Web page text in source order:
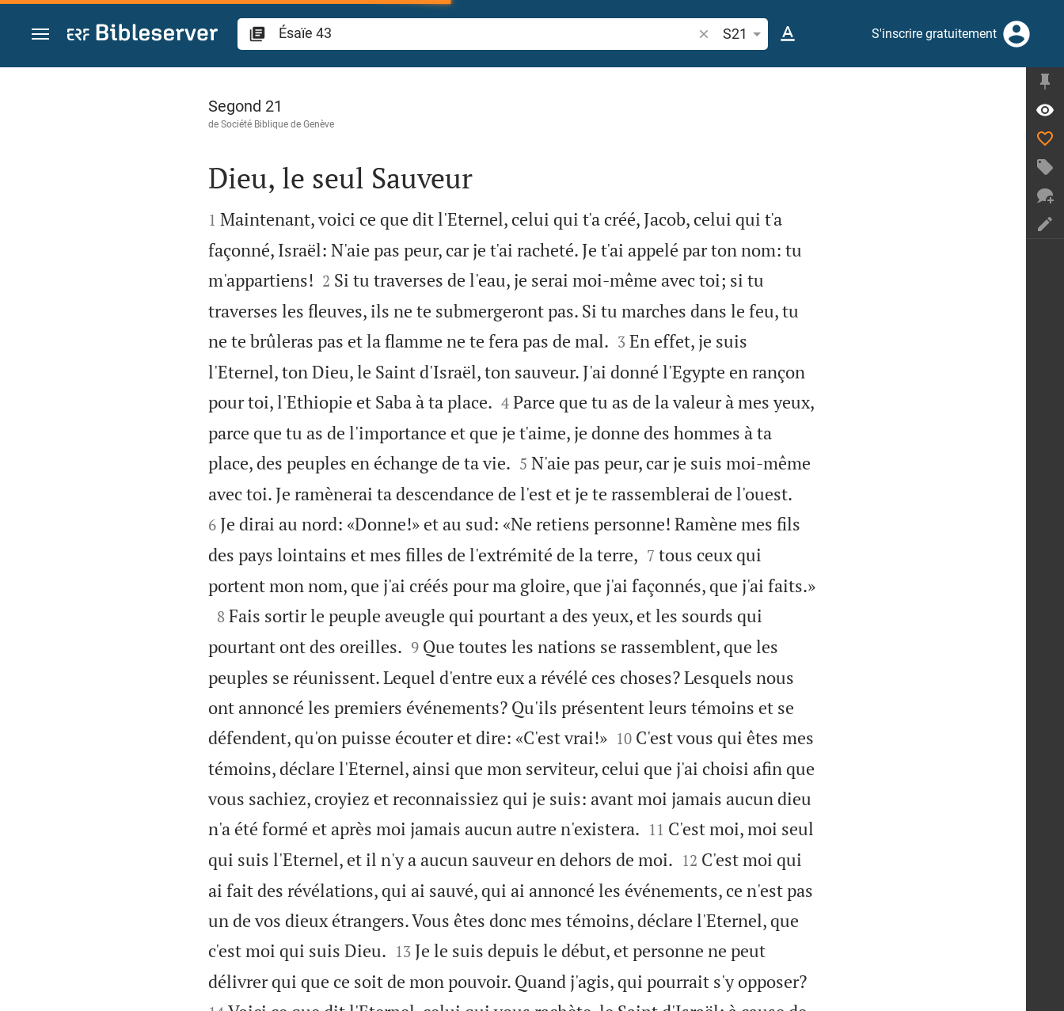
Aller vers contenu
Recherche d'un verset biblique ou mot
S21 S'inscrire gratuitement
Ésaïe 43
Segond 21
de Société Biblique de Genève

Dieu, le seul Sauveur

1 Maintenant, voici ce que dit l'Eternel, celui qui t'a créé, Jacob, celui qui t'a
façonné, Israël: N'aie pas peur, car je t'ai racheté. Je t'ai appelé par ton nom: tu
m'appartiens!
2 Si tu traverses de l'eau, je serai moi-même avec toi; si tu
traverses les fleuves, ils ne te submergeront pas. Si tu marches dans le feu, tu
ne te brûleras pas et la flamme ne te fera pas de mal.
3 En effet, je suis
l'Eternel, ton Dieu, le Saint d'Israël, ton sauveur. J'ai donné l'Egypte en rançon
pour toi, l'Ethiopie et Saba à ta place.
4 Parce que tu as de la valeur à mes yeux,
parce que tu as de l'importance et que je t'aime, je donne des hommes à ta
place, des peuples en échange de ta vie.
5 N'aie pas peur, car je suis moi-même
avec toi. Je ramènerai ta descendance de l'est et je te rassemblerai de l'ouest.
6 Je dirai au nord: «Donne!» et au sud: «Ne retiens personne! Ramène mes fils
des pays lointains et mes filles de l'extrémité de la terre,
7 tous ceux qui
portent mon nom, que j'ai créés pour ma gloire, que j'ai façonnés, que j'ai faits.»

8 Fais sortir le peuple aveugle qui pourtant a des yeux, et les sourds qui
pourtant ont des oreilles.
9 Que toutes les nations se rassemblent, que les
peuples se réunissent. Lequel d'entre eux a révélé ces choses? Lesquels nous
ont annoncé les premiers événements? Qu'ils présentent leurs témoins et se
défendent, qu'on puisse écouter et dire: «C'est vrai!»
10 C'est vous qui êtes mes
témoins, déclare l'Eternel, ainsi que mon serviteur, celui que j'ai choisi afin que
vous sachiez, croyiez et reconnaissiez qui je suis: avant moi jamais aucun dieu
n'a été formé et après moi jamais aucun autre n'existera.
11 C'est moi, moi seul
qui suis l'Eternel, et il n'y a aucun sauveur en dehors de moi.
12 C'est moi qui
ai fait des révélations, qui ai sauvé, qui ai annoncé les événements, ce n'est pas
un de vos dieux étrangers. Vous êtes donc mes témoins, déclare l'Eternel, que
c'est moi qui suis Dieu.
13 Je le suis depuis le début, et personne ne peut
délivrer qui que ce soit de mon pouvoir. Quand j'agis, qui pourrait s'y opposer?